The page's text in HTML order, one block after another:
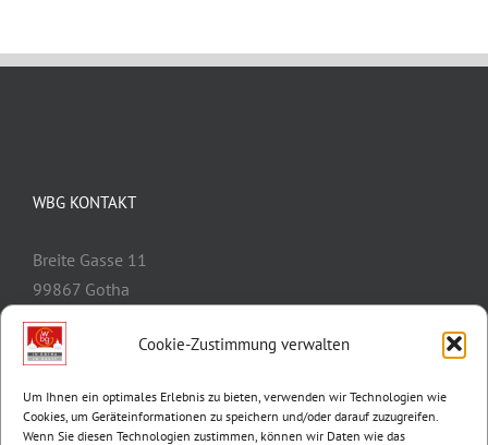
Cookie-Zustimmung verwalten
Um Ihnen ein optimales Erlebnis zu bieten, verwenden wir Technologien wie
Cookies, um Geräteinformationen zu speichern und/oder darauf zuzugreifen.
Wenn Sie diesen Technologien zustimmen, können wir Daten wie das
WBG KONTAKT
Breite Gasse 11
99867 Gotha
Telefon:
E-Mail:
info@wbg-gotha.de